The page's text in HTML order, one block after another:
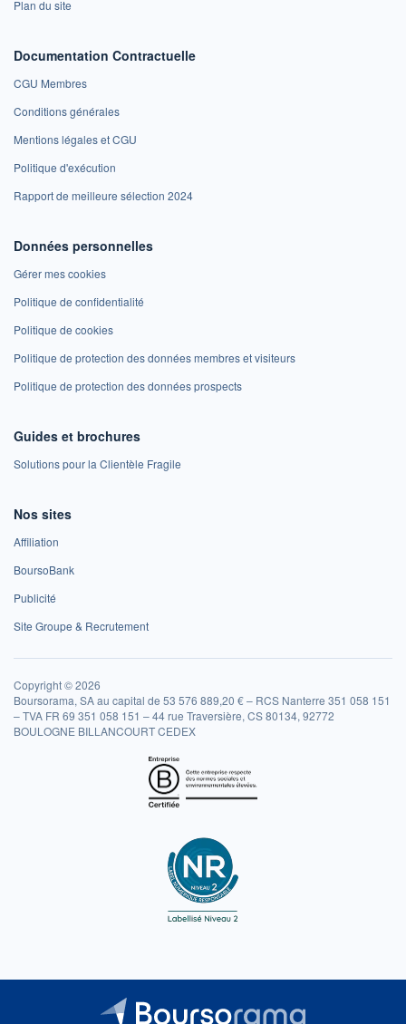
Plan du site
Documentation Contractuelle
CGU Membres
Conditions générales
Mentions légales et CGU
Politique d'exécution
Rapport de meilleure sélection 2024
Données personnelles
Gérer mes cookies
Politique de confidentialité
Politique de cookies
Politique de protection des données membres et visiteurs
Politique de protection des données prospects
Guides et brochures
Solutions pour la Clientèle Fragile
Nos sites
Affiliation
BoursoBank
Publicité
Site Groupe & Recrutement
Copyright © 2026
Boursorama, SA au capital de 53 576 889,20 € – RCS Nanterre 351 058 151
– TVA FR 69 351 058 151 – 44 rue Traversière, CS 80134, 92772
BOULOGNE BILLANCOURT CEDEX